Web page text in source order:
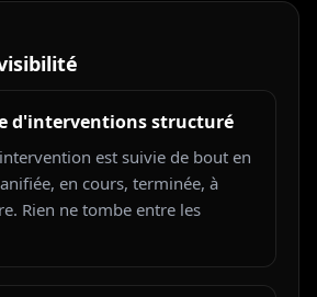
d'interventions structuré
est suivie de bout en
en cours, terminée, à
Rien ne tombe entre les